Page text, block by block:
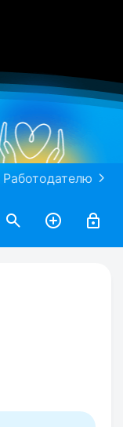
Работодателю